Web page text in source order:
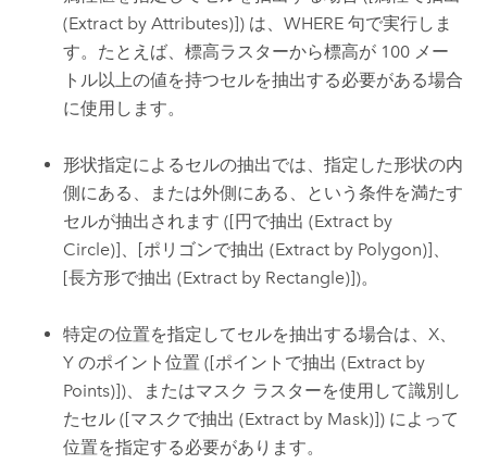
(Extract by Attributes)]) は、WHERE 句で実行しま
す。たとえば、標高ラスターから標高が 100 メー
トル以上の値を持つセルを抽出する必要がある場合
に使用します。
形状指定によるセルの抽出では、指定した形状の内
側にある、または外側にある、という条件を満たす
セルが抽出されます ([円で抽出 (Extract by
Circle)]、 [ポリゴンで抽出 (Extract by Polygon)]、
[長方形で抽出 (Extract by Rectangle)])。
特定の位置を指定してセルを抽出する場合は、X、
Y のポイント位置 ([ポイントで抽出 (Extract by
Points)])、またはマスク ラスターを使用して識別し
たセル ([マスクで抽出 (Extract by Mask)]) によって
位置を指定する必要があります。